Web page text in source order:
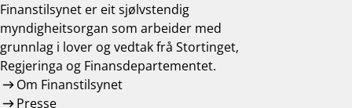
Finanstilsynet er eit sjølvstendig
myndigheitsorgan som arbeider med
grunnlag i lover og vedtak frå Stortinget,
Regjeringa og Finansdepartementet.
Om Finanstilsynet
Presse